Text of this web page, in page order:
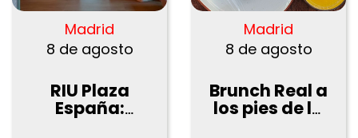
Madrid
8 de agosto
RIU Plaza
España:
Brunch con
Madrid
8 de agosto
Brunch Real a
los pies de la
catedral de